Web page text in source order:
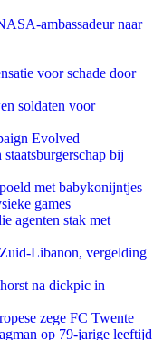
ambassadeur naar
voor schade door
soldaten voor
Evolved
bij
met babykonijntjes
games
agenten stak met
Libanon, vergelding
na dickpic in
zege FC Twente
op 79-jarige leeftijd